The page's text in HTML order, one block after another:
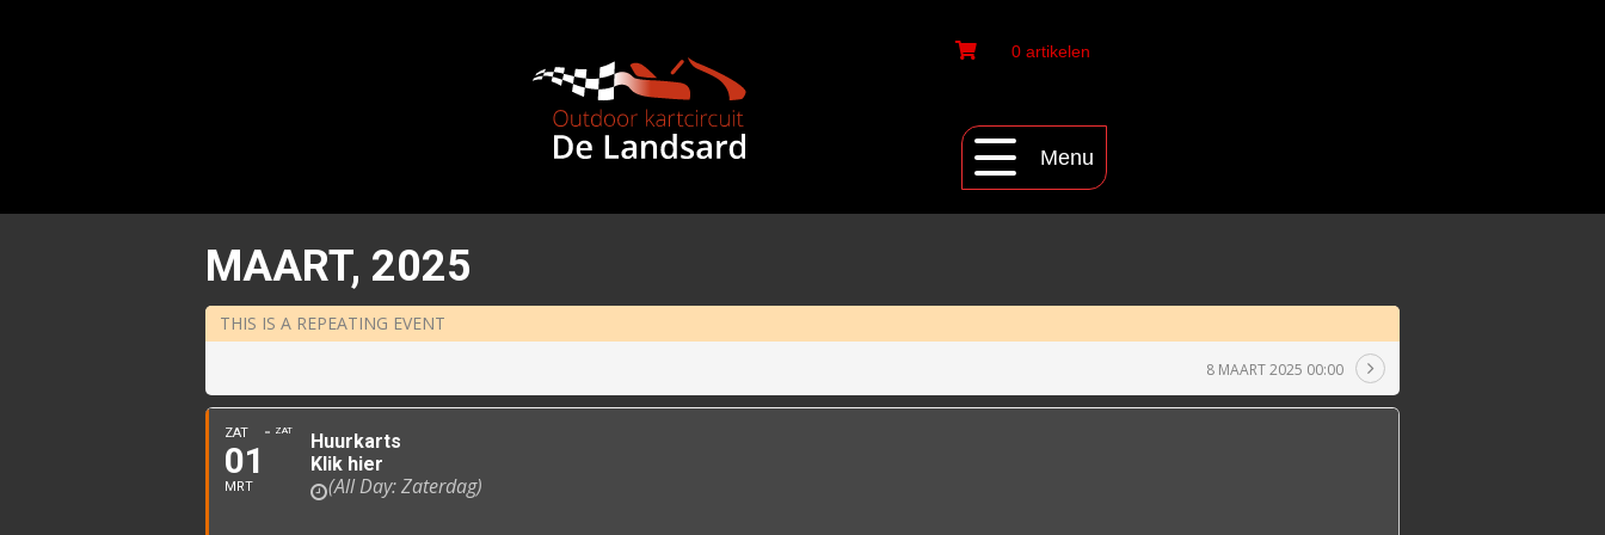
0 artikelen
Menu
MAART, 2025
THIS IS A REPEATING EVENT
8 MAART 2025 00:00
ZAT
01
MRT
ZAT
Huurkarts
Klik hier
(All Day: Zaterdag)